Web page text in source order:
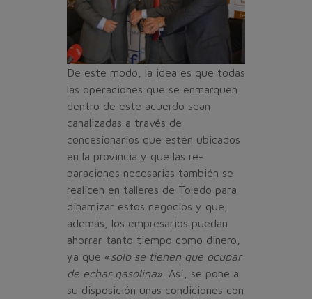
De este modo, la idea es que todas
las operaciones que se en­marquen
dentro de este acuer­do sean
canalizadas a través de
concesionarios que estén ubica­dos
en la provincia y que las re­
paraciones necesarias también se
realicen en talleres de Toledo para
dinamizar estos negocios y que,
además, los empresarios puedan
ahorrar tanto tiempo como dinero,
ya que «solo se tie­nen que ocupar
de echar gasoli­na». Así, se pone a
su disposición unas condiciones con